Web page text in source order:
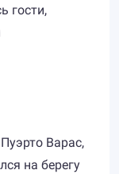
гости,
Варас,
на берегу